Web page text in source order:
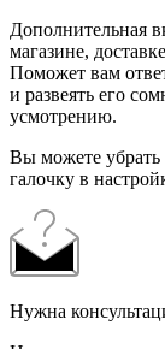
Дополнительная
магазине,
Поможет вам
и развеять его
усмотрению.
Вы можете убрать
галочку в
Нужна